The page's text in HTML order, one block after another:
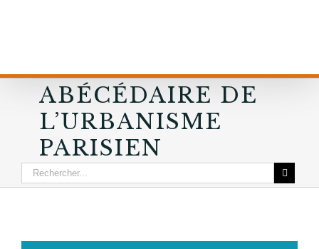
ABÉCÉDAIRE DE
L’URBANISME
PARISIEN